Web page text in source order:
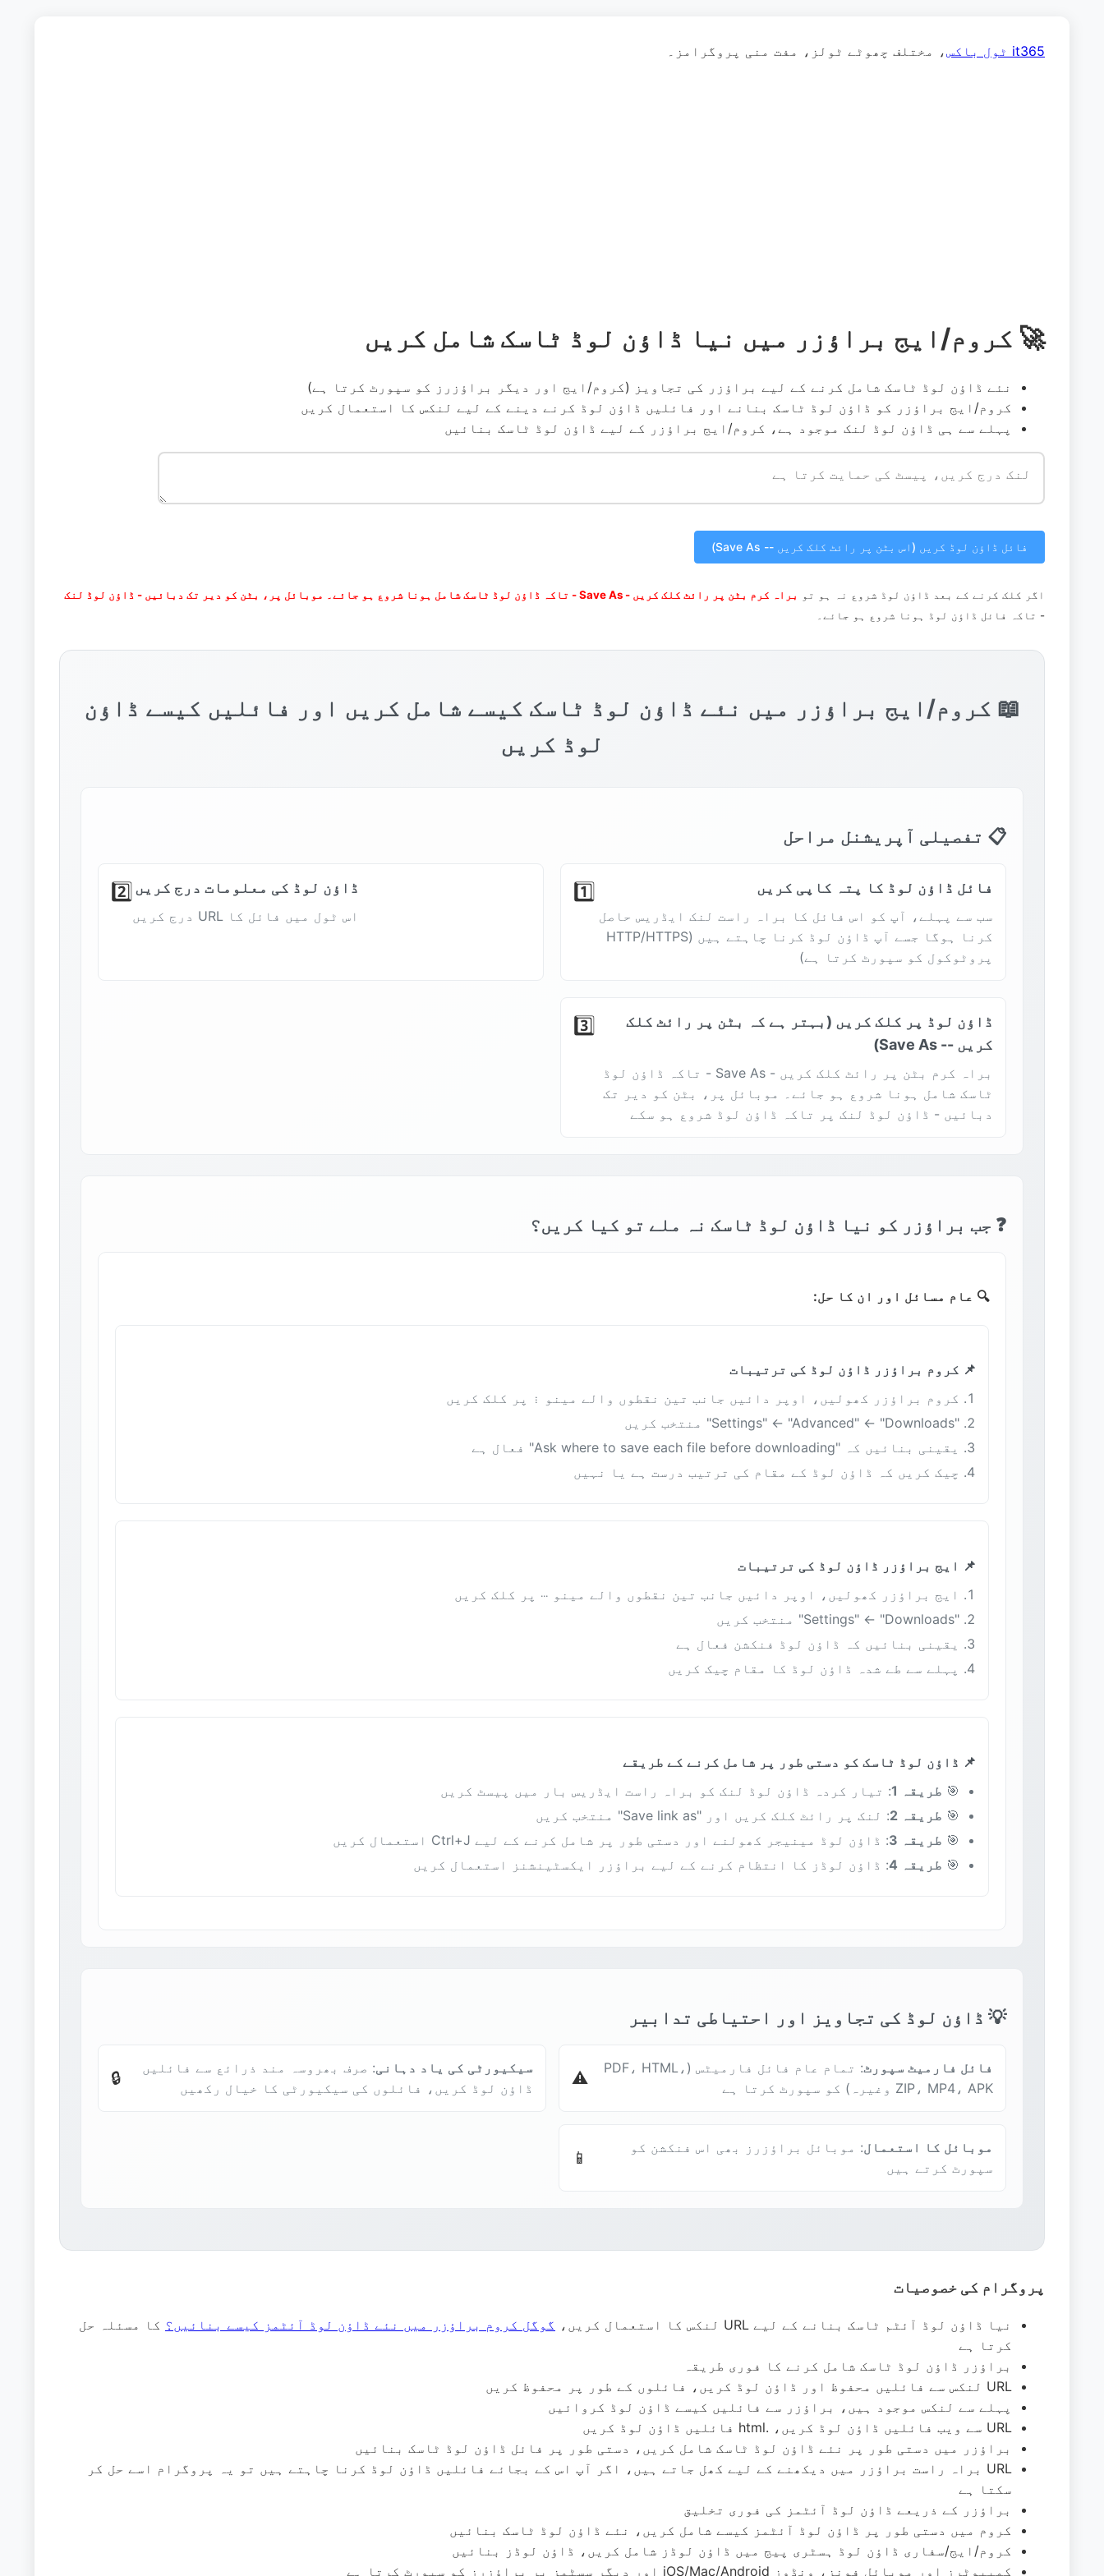
it365 ٹول باکس ، مختلف چھوٹے ٹولز، مفت منی پروگرامز۔
🚀 کروم/ایج براؤزر میں نیا ڈاؤن لوڈ ٹاسک شامل کریں
نئے ڈاؤن لوڈ ٹاسک شامل کرنے کے لیے براؤزر کی تجاویز (کروم/ایج اور دیگر براؤزرز کو سپورٹ کرتا ہے)
کروم/ایج براؤزر کو ڈاؤن لوڈ ٹاسک بنانے اور فائلیں ڈاؤن لوڈ کرنے دینے کے لیے لنکس کا استعمال کریں
پہلے سے ہی ڈاؤن لوڈ لنک موجود ہے، کروم/ایج براؤزر کے لیے ڈاؤن لوڈ ٹاسک بنائیں
فائل ڈاؤن لوڈ کریں (اس بٹن پر رائٹ کلک کریں -- Save As)
اگر کلک کرنے کے بعد ڈاؤن لوڈ شروع نہ ہو تو
براہ کرم بٹن پر رائٹ کلک کریں - Save As - تاکہ ڈاؤن لوڈ ٹاسک شامل ہونا شروع ہو جائے۔ موبائل پر، بٹن کو دیر تک دبائیں - ڈاؤن لوڈ لنک
- تاکہ فائل ڈاؤن لوڈ ہونا شروع ہو جائے۔
📖 کروم/ایج براؤزر میں نئے ڈاؤن لوڈ ٹاسک کیسے شامل کریں اور فائلیں کیسے ڈاؤن
لوڈ کریں
📋 تفصیلی آپریشنل مراحل
1️⃣ فائل ڈاؤن لوڈ کا پتہ کاپی کریں
سب سے پہلے، آپ کو اس فائل کا براہ راست لنک ایڈریس حاصل
کرنا ہوگا جسے آپ ڈاؤن لوڈ کرنا چاہتے ہیں (HTTP/HTTPS
پروٹوکول کو سپورٹ کرتا ہے)
2️⃣ ڈاؤن لوڈ کی معلومات درج کریں
اس ٹول میں فائل کا URL درج کریں
3️⃣
ڈاؤن لوڈ پر کلک کریں (بہتر ہے کہ بٹن پر رائٹ کلک
کریں -- Save As)
براہ کرم بٹن پر رائٹ کلک کریں - Save As - تاکہ ڈاؤن لوڈ
ٹاسک شامل ہونا شروع ہو جائے۔ موبائل پر، بٹن کو دیر تک
دبائیں - ڈاؤن لوڈ لنک پر تاکہ ڈاؤن لوڈ شروع ہو سکے
❓ جب براؤزر کو نیا ڈاؤن لوڈ ٹاسک نہ ملے تو کیا کریں؟
🔍 عام مسائل اور ان کا حل:
📌 کروم براؤزر ڈاؤن لوڈ کی ترتیبات
کروم براؤزر کھولیں، اوپر دائیں جانب تین نقطوں والے مینو ⋮ پر کلک کریں
"Settings" ← "Advanced" ← "Downloads" منتخب کریں
یقینی بنائیں کہ "Ask where to save each file before downloading" فعال ہے
چیک کریں کہ ڈاؤن لوڈ کے مقام کی ترتیب درست ہے یا نہیں
📌 ایج براؤزر ڈاؤن لوڈ کی ترتیبات
ایج براؤزر کھولیں، اوپر دائیں جانب تین نقطوں والے مینو ⋯ پر کلک کریں
"Settings" ← "Downloads" منتخب کریں
یقینی بنائیں کہ ڈاؤن لوڈ فنکشن فعال ہے
پہلے سے طے شدہ ڈاؤن لوڈ کا مقام چیک کریں
📌 ڈاؤن لوڈ ٹاسک کو دستی طور پر شامل کرنے کے طریقے
🎯 طریقہ 1
: تیار کردہ ڈاؤن لوڈ لنک کو براہ راست ایڈریس بار میں پیسٹ کریں
🎯 طریقہ 2
: لنک پر رائٹ کلک کریں اور "Save link as" منتخب کریں
🎯 طریقہ 3
: ڈاؤن لوڈ مینیجر کھولنے اور دستی طور پر شامل کرنے کے لیے Ctrl+J استعمال کریں
🎯 طریقہ 4 : ڈاؤن لوڈز کا انتظام کرنے کے لیے براؤزر ایکسٹینشنز استعمال کریں
💡 ڈاؤن لوڈ کی تجاویز اور احتیاطی تدابیر
⚠️
فائل فارمیٹ سپورٹ
: تمام عام فائل فارمیٹس (PDF، HTML،
ZIP، MP4، APK وغیرہ) کو سپورٹ کرتا ہے
🔒
سیکیورٹی کی یاد دہانی: صرف بھروسہ مند ذرائع سے فائلیں
ڈاؤن لوڈ کریں، فائلوں کی سیکیورٹی کا خیال رکھیں
📱
موبائل کا استعمال: موبائل براؤزرز بھی اس فنکشن کو
سپورٹ کرتے ہیں
پروگرام کی خصوصیات
نیا ڈاؤن لوڈ آئٹم ٹاسک بنانے کے لیے URL لنکس کا استعمال کریں، گوگل کروم براؤزر میں نئے ڈاؤن لوڈ آئٹمز کیسے بنائیں؟ کا مسئلہ حل
کرتا ہے
براؤزر ڈاؤن لوڈ ٹاسک شامل کرنے کا فوری طریقہ
URL لنکس سے فائلیں محفوظ اور ڈاؤن لوڈ کریں، فائلوں کے طور پر محفوظ کریں
پہلے سے لنکس موجود ہیں، براؤزر سے فائلیں کیسے ڈاؤن لوڈ کروائیں
URL سے ویب فائلیں ڈاؤن لوڈ کریں، .html فائلیں ڈاؤن لوڈ کریں
براؤزر میں دستی طور پر نئے ڈاؤن لوڈ ٹاسک شامل کریں، دستی طور پر فائل ڈاؤن لوڈ ٹاسک بنائیں
URL براہ راست براؤزر میں دیکھنے کے لیے کھل جاتے ہیں، اگر آپ اس کے بجائے فائلیں ڈاؤن لوڈ کرنا چاہتے ہیں تو یہ پروگرام اسے حل کر
سکتا ہے
براؤزر کے ذریعے ڈاؤن لوڈ آئٹمز کی فوری تخلیق
کروم میں دستی طور پر ڈاؤن لوڈ آئٹمز کیسے شامل کریں، نئے ڈاؤن لوڈ ٹاسک بنائیں
کروم/ایج/سفاری ڈاؤن لوڈ ہسٹری پیج میں ڈاؤن لوڈز شامل کریں، ڈاؤن لوڈز بنائیں
کمپیوٹرز اور موبائل فونز، ونڈوز iOS/Mac/Android اور دیگر سسٹمز پر براؤزرز کو سپورٹ کرتا ہے